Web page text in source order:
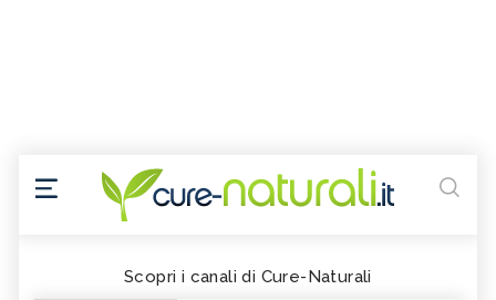
Scopri i canali di Cure-Naturali